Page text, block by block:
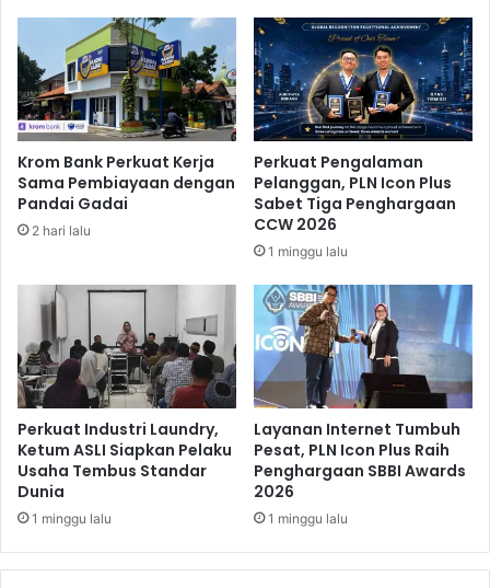
e
s
a
n
B
u
S
s
a
r
a
t
o
r
n
T
n
s
p
a
r
a
n
s
Krom Bank Perkuat Kerja
Sama Pembiayaan dengan
Pandai Gadai
2 hari lalu
Perkuat Pengalaman
Pelanggan, PLN Icon Plus
Sabet Tiga Penghargaan
CCW 2026
1 minggu lalu
Perkuat Industri Laundry,
Ketum ASLI Siapkan Pelaku
Usaha Tembus Standar
Dunia
1 minggu lalu
Layanan Internet Tumbuh
Pesat, PLN Icon Plus Raih
Penghargaan SBBI Awards
2026
1 minggu lalu